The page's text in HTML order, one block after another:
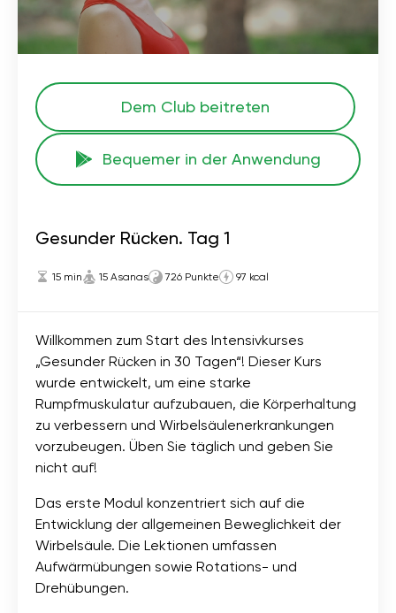
Dem Club beitreten
Bequemer in der Anwendung
Gesunder Rücken. Tag 1
15 min 15 Asanas 726 Punkte 97 kcal
Willkommen zum Start des Intensivkurses
„Gesunder Rücken in 30 Tagen“! Dieser Kurs
wurde entwickelt, um eine starke
Rumpfmuskulatur aufzubauen, die Körperhaltung
zu verbessern und Wirbelsäulenerkrankungen
vorzubeugen. Üben Sie täglich und geben Sie
nicht auf!
Das erste Modul konzentriert sich auf die
Entwicklung der allgemeinen Beweglichkeit der
Wirbelsäule. Die Lektionen umfassen
Aufwärmübungen sowie Rotations- und
Drehübungen.